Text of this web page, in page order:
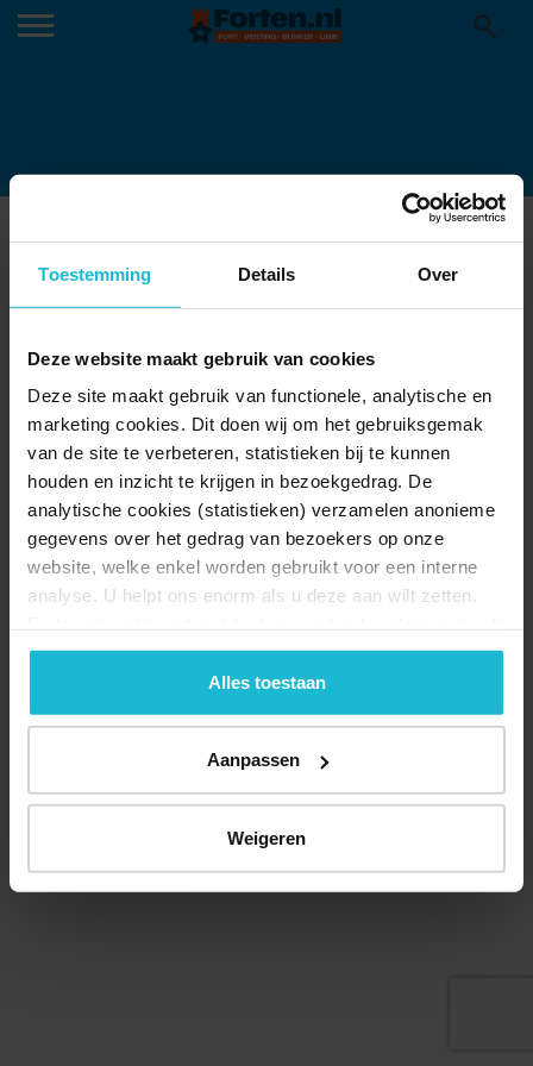
Toestemming Details Over
Deze website maakt gebruik van cookies
Deze site maakt gebruik van functionele, analytische en
marketing cookies. Dit doen wij om het gebruiksgemak
van de site te verbeteren, statistieken bij te kunnen
houden en inzicht te krijgen in bezoekgedrag. De
analytische cookies (statistieken) verzamelen anonieme
gegevens over het gedrag van bezoekers op onze
website, welke enkel worden gebruikt voor een interne
analyse. U helpt ons enorm als u deze aan wilt zetten.
geen commerciële doelstelling. U kunt deze cookies via
de knoppen accepteren, beheren of weigeren.
Alles toestaan
Aanpassen
Weigeren
Deel dit
Doneer nu Disclaimer
Forten.nl wordt ondersteund door de